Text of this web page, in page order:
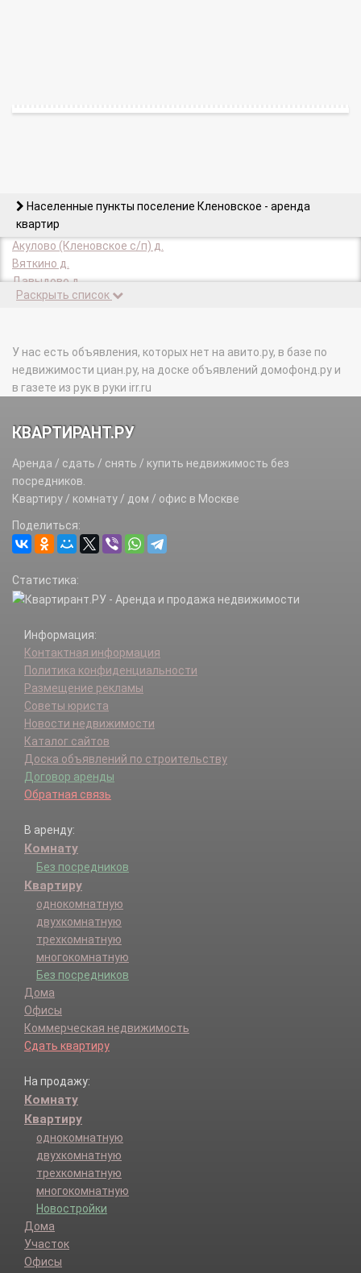
Населенные пункты поселение Кленовское - аренда
квартир
Акулово (Кленовское с/п) д.
Вяткино д.
Давыдово д.
ДПК Звезда-2000 тер.
Зыбино д.
Киселево д.
Кленово с.
Лукошкино д.
Маврино д.
Мешково д.
Никоново д.
Пос.3 п.
Сальково (Кленовское с/п) с.
Свитино д.
Товарищево д.
Чегодаево д.
Чириково (Кленовское с/п) д.
Юрово (Кленовское с/п) д.
Раскрыть список
У нас есть объявления, которых нет на авито.ру, в базе по
недвижимости циан.ру, на доске объявлений домофонд.ру и
в газете из рук в руки irr.ru
КВАРТИРАНТ.РУ
Аренда / сдать / снять / купить недвижимость без
посредников.
Квартиру / комнату / дом / офис в Москве
Поделиться:
Статистика:
Информация:
Контактная информация
Политика конфиденциальности
Размещение рекламы
Советы юриста
Новости недвижимости
Каталог сайтов
Доска объявлений по строительству
Договор аренды
Обратная связь
В аренду:
Комнату
Без посредников
Квартиру
однокомнатную
двухкомнатную
трехкомнатную
многокомнатную
Без посредников
Дома
Офисы
Коммерческая недвижимость
Сдать квартиру
На продажу:
Комнату
Квартиру
однокомнатную
двухкомнатную
трехкомнатную
многокомнатную
Новостройки
Дома
Участок
Офисы